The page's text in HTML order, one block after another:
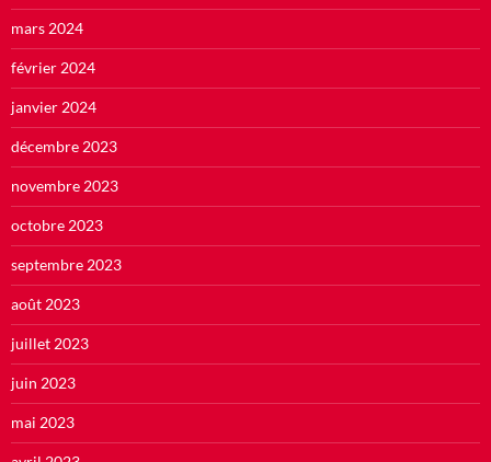
mars 2024
février 2024
janvier 2024
décembre 2023
novembre 2023
octobre 2023
septembre 2023
août 2023
juillet 2023
juin 2023
mai 2023